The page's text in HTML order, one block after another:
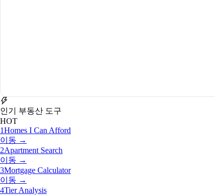
인기 부동산 도구
HOT
1Homes I Can Afford
이동 →
2Apartment Search
이동 →
3Mortgage Calculator
이동 →
4Tier Analysis